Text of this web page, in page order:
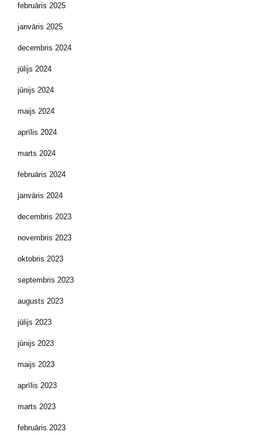
februāris 2025
janvāris 2025
decembris 2024
jūlijs 2024
jūnijs 2024
maijs 2024
aprīlis 2024
marts 2024
februāris 2024
janvāris 2024
decembris 2023
novembris 2023
oktobris 2023
septembris 2023
augusts 2023
jūlijs 2023
jūnijs 2023
maijs 2023
aprīlis 2023
marts 2023
februāris 2023